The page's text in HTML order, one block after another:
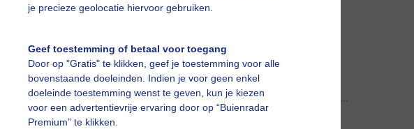
je precieze geolocatie hiervoor gebruiken.
Geef toestemming of betaal voor toegang
Door op "Gratis" te klikken, geef je toestemming voor alle
bovenstaande doeleinden. Indien je voor geen enkel
doeleinde toestemming wenst te geven, kun je kiezen
voor een advertentievrije ervaring door op “Buienradar
Premium” te klikken.
slideshow
Een moment geduld aub...